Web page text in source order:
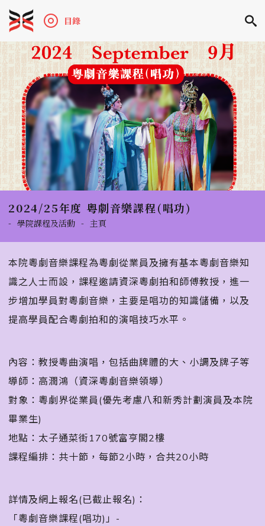
目錄
2024/25年度 粵劇音樂課程(唱功)
- 學院課程及活動 - 主頁
本院粵劇音樂課程為粵劇從業員及擁有基本粵劇音樂知
識之人士而設，課程邀請資深粵劇拍和師傅教授，進一
步增加學員對粵劇音樂，主要是唱功的知識儲備，以及
提高學員配合粵劇拍和的演唱技巧水平。
內容：教授粵曲演唱，包括曲牌體的大、小調及牌子等
導師：高潤鴻（資深粵劇音樂領導）
對象：粵劇界從業員(優先考慮八和新秀計劃演員及本院
畢業生)
地點：太子通菜街170號富亨閣2樓
課程編排：共十節，每節2小時，合共20小時
詳情及網上報名(已截止報名)：
「粵劇音樂課程(唱功)」-